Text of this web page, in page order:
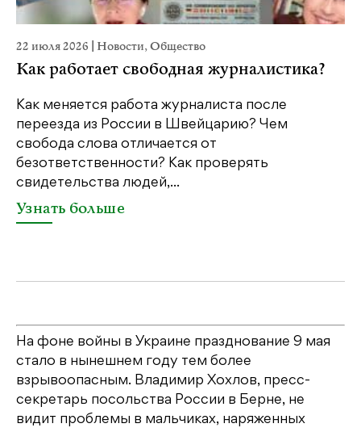
22 июля 2026 Новости,Общество
Как работает свободная журналистика?
Как меняется работа журналиста после
переезда из России в Швейцарию? Чем
свобода слова отличается от
безответственности? Как проверять
свидетельства людей,...
Узнать больше
На фоне войны в Украине празднование 9 мая
стало в нынешнем году тем более
взрывоопасным. Владимир Хохлов, пресс-
секретарь посольства России в Берне, не
видит проблемы в мальчиках, наряженных